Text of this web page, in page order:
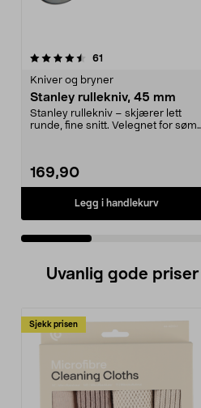
61
Kniver og bryner
Stanley rullekniv, 45 mm
Stanley rullekniv – skjærer lett
runde, fine snitt. Velegnet for søm
169,90
Legg i handlekurv
4.5 av 5 stjerner
Uvanlig gode
Sjekk prisen